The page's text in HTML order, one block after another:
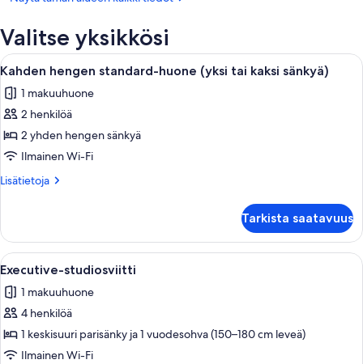
Karthagon
kansainvälinen
Valitse yksikkösi
Avaa
kaikki
huonetyypin
Kahden
hengen
standard-
huone
kaksi
sänkyä)
kuvat
Moderni hotellihuone, jossa on
4
Kahden hengen standard-huone (yksi tai kaksi sänkyä)
1 makuuhuone
2 henkilöä
2 yhden hengen sänkyä
Ilmainen Wi-Fi
Lisätietoja
Lisätietoja
standard-
huone
(yksi
kaksi
sänkyä)
Tarkista saatavuus
Avaa
kaikki
huonetyypin
Executive-
studiosviitti
kuvat
Hotellihuone, jossa on sänky,
6
Executive-studiosviitti
1 makuuhuone
4 henkilöä
1 keskisuuri parisänky ja 1 vuodesohva (150–180 cm leveä)
Ilmainen Wi-Fi